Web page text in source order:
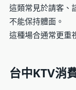
這類常見於請客、
不能保持體面。
這種場合通常更重
台中KTV消